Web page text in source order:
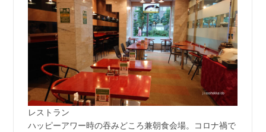
レストラン
ハッピーアワー時の吞みどころ兼朝食会場。コロナ禍で